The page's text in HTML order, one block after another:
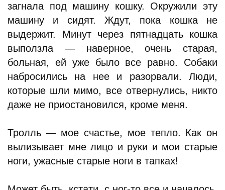
загнала под машину кошку. Окружили эту
машину и сидят. Ждут, пока кошка не
выдержит. Минут через пятнадцать кошка
выползла — наверное, очень старая,
больная, ей уже было все равно. Собаки
набросились на нее и разорвали. Люди,
которые шли мимо, все отвернулись, никто
даже не приостановился, кроме меня.
Тролль — мое счастье, мое тепло. Как он
вылизывает мне лицо и руки и мои старые
ноги, ужасные старые ноги в тапках!